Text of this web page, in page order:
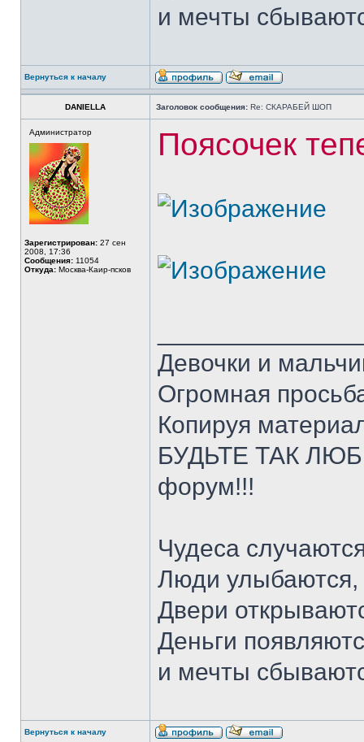
и мечты
Вернуться к началу
DANIELLA Заголовок сообщения: Re: СКАРАБЕЙ ШОП
Администратор
Зарегистрирован: 27 сен
2008, 17:36
Сообщения: 11054
Откуда: Москва-Каир-псков
Поясочек
Девочки и
Огромная
Копируя
БУДЬТЕ ТАК
форум!!!
Чудеса
Люди улыбаются,
Двери
Деньги
и мечты
Вернуться к началу